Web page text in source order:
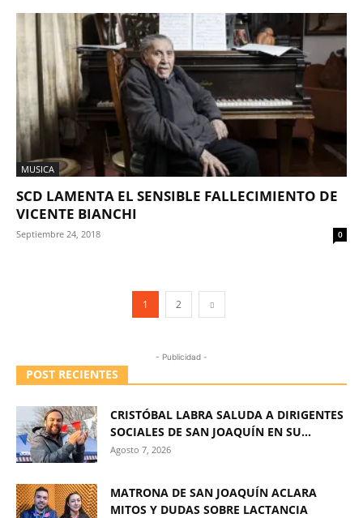
MUSICA
SCD LAMENTA EL SENSIBLE FALLECIMIENTO DE
VICENTE BIANCHI
Septiembre 24, 2018 0
1 2
- Publicidad -
POST RECIENTES
CRISTÓBAL LABRA SALUDA A DIRIGENTES
SOCIALES DE SAN JOAQUÍN EN SU...
Agosto 7, 2026
MATRONA DE SAN JOAQUÍN ACLARA
MITOS Y DUDAS SOBRE LACTANCIA